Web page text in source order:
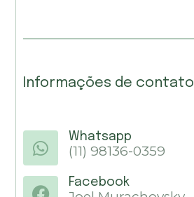
Informações de contato
Whatsapp
(11) 98136-0359
Facebook